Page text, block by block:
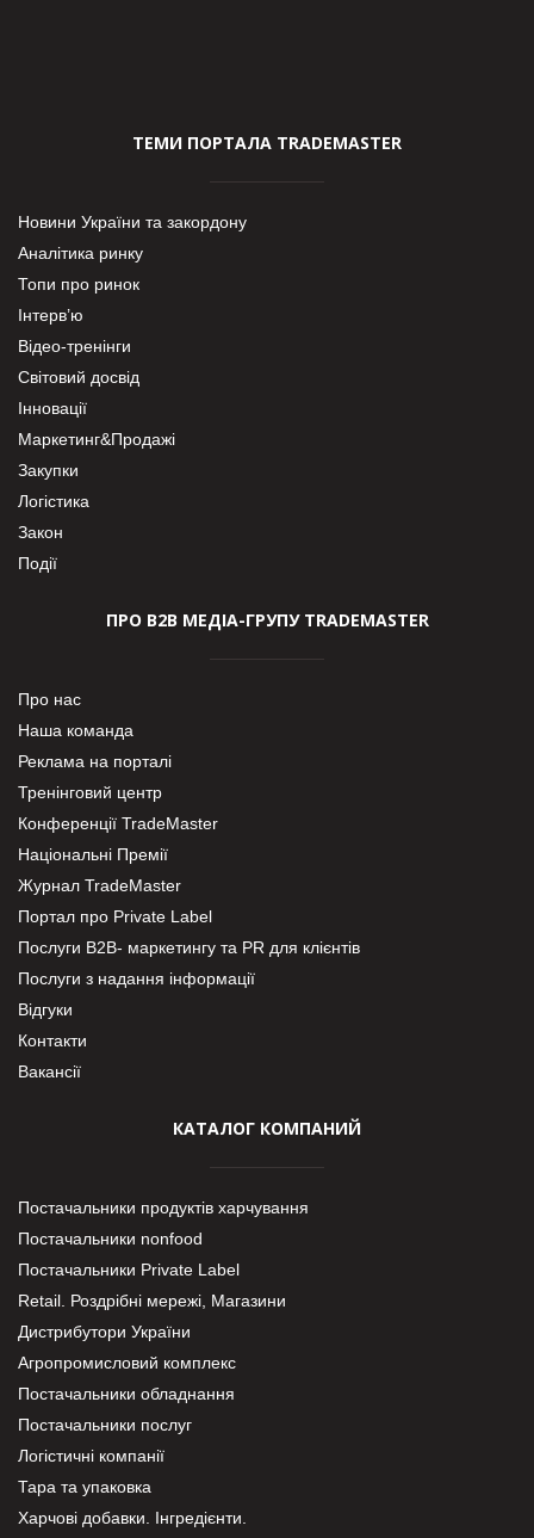
ТЕМИ ПОРТАЛА TRADEMASTER
Новини України та закордону
Аналітика ринку
Топи про ринок
Інтерв’ю
Відео-тренінги
Світовий досвід
Інновації
Маркетинг&Продажі
Закупки
Логістика
Закон
Події
ПРО В2В МЕДІА-ГРУПУ TRADEMASTER
Про нас
Наша команда
Реклама на порталі
Тренінговий центр
Конференції TradeMaster
Національні Премії
Журнал TradeMaster
Портал про Private Label
Послуги В2В- маркетингу та PR для клієнтів
Послуги з надання інформації
Відгуки
Контакти
Вакансії
КАТАЛОГ КОМПАНИЙ
Постачальники продуктів харчування
Постачальники nonfood
Постачальники Private Label
Retail. Роздрібні мережі, Магазини
Дистрибутори України
Агропромисловий комплекс
Постачальники обладнання
Постачальники послуг
Логістичні компанії
Тара та упаковка
Харчові добавки. Інгредієнти.